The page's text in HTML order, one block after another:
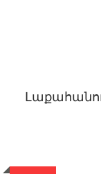
Լաքահանող